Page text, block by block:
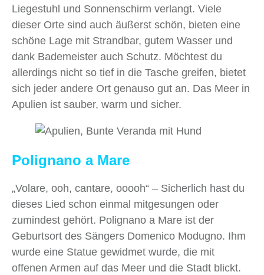
Liegestuhl und Sonnenschirm verlangt. Viele
dieser Orte sind auch äußerst schön, bieten eine
schöne Lage mit Strandbar, gutem Wasser und
dank Bademeister auch Schutz. Möchtest du
allerdings nicht so tief in die Tasche greifen, bietet
sich jeder andere Ort genauso gut an. Das Meer in
Apulien ist sauber, warm und sicher.
Polignano a Mare
„Volare, ooh, cantare, ooooh“ – Sicherlich hast du
dieses Lied schon einmal mitgesungen oder
zumindest gehört. Polignano a Mare ist der
Geburtsort des Sängers Domenico Modugno. Ihm
wurde eine Statue gewidmet wurde, die mit
offenen Armen auf das Meer und die Stadt blickt.